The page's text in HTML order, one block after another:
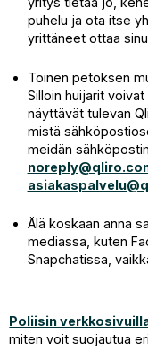
puhelu ja ota itse
yrittäneet ottaa
Toinen petoksen
Silloin huijarit
näyttävät tulevan
mistä
meidän
Älä koskaan anna
mediassa, kuten
Snapchatissa,
Poliisin
miten voit suojautua